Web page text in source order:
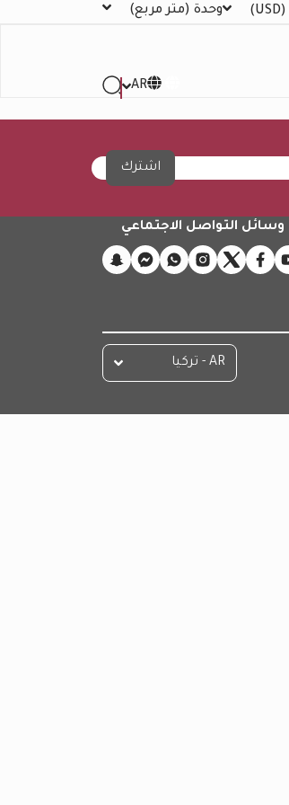
(USD) وحدة (متر مربع)
AR
اشترك
وسائل التواصل الاجتماعي
AR - تركيا